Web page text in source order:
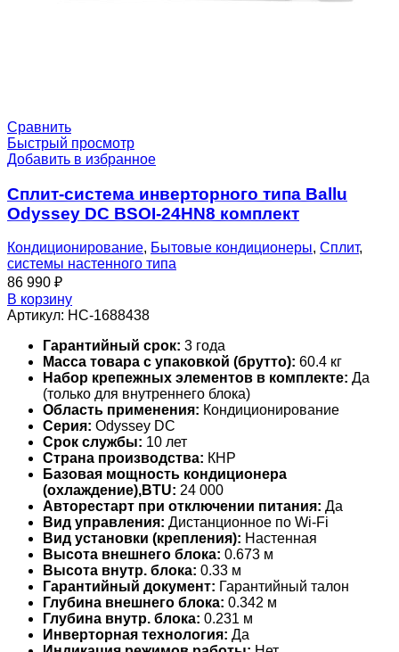
Сравнить
Быстрый просмотр
Добавить в избранное
Сплит-система инверторного типа Ballu
Odyssey DC BSOI-24HN8 комплект
Кондиционирование, Бытовые кондиционеры, Сплит,
системы настенного типа
86 990 ₽
В корзину
Артикул: НС-1688438
Гарантийный срок: 3 года
Масса товара с упаковкой (брутто): 60.4 кг
Набор крепежных элементов в комплекте: Да
(только для внутреннего блока)
Область применения: Кондиционирование
Серия: Odyssey DC
Срок службы: 10 лет
Страна производства: КНР
Базовая мощность кондиционера
(охлаждение),BTU: 24 000
Авторестарт при отключении питания: Да
Вид управления: Дистанционное по Wi-Fi
Вид установки (крепления): Настенная
Высота внешнего блока: 0.673 м
Высота внутр. блока: 0.33 м
Гарантийный документ: Гарантийный талон
Глубина внешнего блока: 0.342 м
Глубина внутр. блока: 0.231 м
Инверторная технология: Да